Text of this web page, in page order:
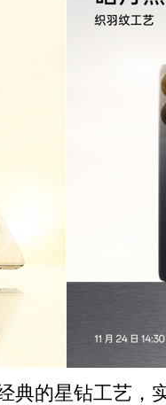
的星钻工艺，